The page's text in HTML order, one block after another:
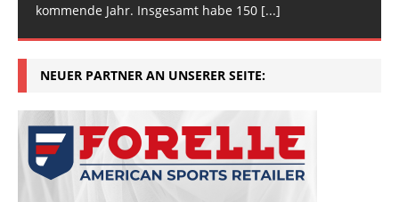
kommende Jahr. Insgesamt habe 150 [...]
NEUER PARTNER AN UNSERER SEITE: